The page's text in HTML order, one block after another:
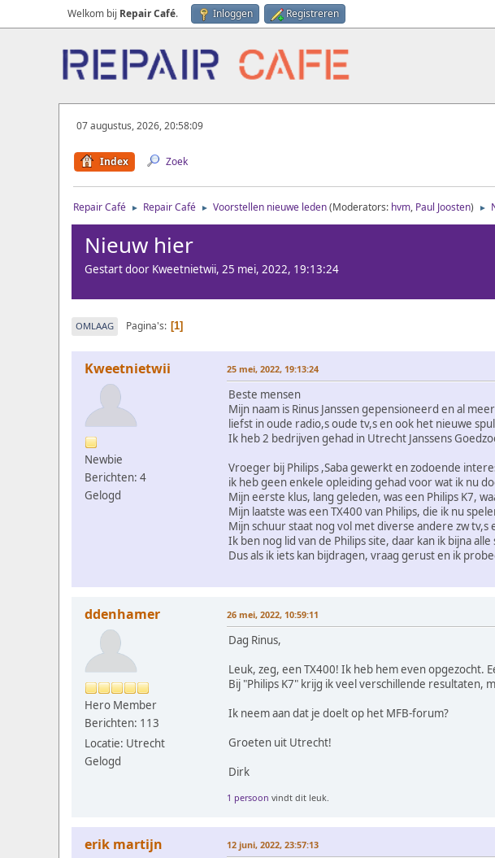
Welkom bij Repair Café. Inloggen Registreren
07 augustus, 2026, 20:58:09
Index Zoek
Repair Café ► Repair Café ► Voorstellen nieuwe leden(Moderators: hvm, Paul Joosten) ►
Nieuw hier
Gestart door Kweetnietwii, 25 mei, 2022, 19:13:24
OMLAAG Pagina's 1
Kweetnietwii
Newbie
Berichten: 4
Gelogd
25 mei, 2022, 19:13:24
Beste mensen
Mijn naam is Rinus Janssen gepensioneerd en al
liefst in oude radio,s oude tv,s en ook het nieuwe
Ik heb 2 bedrijven gehad in Utrecht Janssens
Vroeger bij Philips ,Saba gewerkt en zodoende
ik heb geen enkele opleiding gehad voor wat ik nu
Mijn eerste klus, lang geleden, was een Philips K7,
Mijn laatste was een TX400 van Philips, die ik nu
Mijn schuur staat nog vol met diverse andere zw
Ik ben nog lid van de Philips site, daar kan ik bijna
Dus als ik iets kan bijdragen, vraag gerust en ik
ddenhamer
Hero Member
Berichten: 113
Locatie: Utrecht
Gelogd
26 mei, 2022, 10:59:11
Dag Rinus,
Leuk, zeg, een TX400! Ik heb hem even opgezocht.
Bij "Philips K7" krijg ik veel verschillende resultaten,
Ik neem aan dat je doelt op het MFB-forum?
Groeten uit Utrecht!
Dirk
1 persoon vindt dit leuk.
erik martijn 12 juni, 2022, 23:57:13